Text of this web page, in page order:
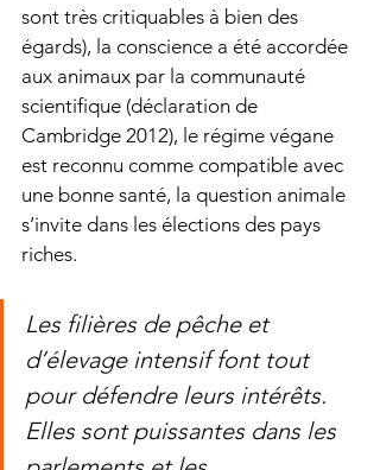
sont très critiquables à bien des
égards), la conscience a été accordée
aux animaux par la communauté
scientifique (déclaration de
Cambridge 2012), le régime végane
est reconnu comme compatible avec
une bonne santé, la question animale
s’invite dans les élections des pays
riches.
Les filières de pêche et
d’élevage intensif font tout
pour défendre leurs intérêts.
Elles sont puissantes dans les